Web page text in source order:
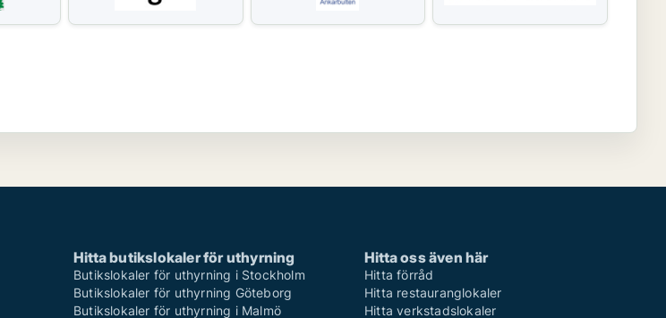
Hitta butikslokaler för uthyrning
Butikslokaler för uthyrning i Stockholm
Butikslokaler för uthyrning Göteborg
Butikslokaler för uthyrning i Malmö
Hitta oss även här
Hitta förråd
Hitta restauranglokaler
Hitta verkstadslokaler